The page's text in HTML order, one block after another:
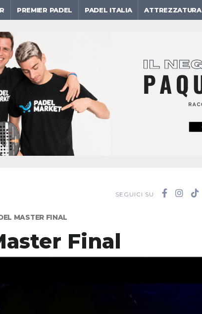
PREMIER PADEL PADEL ITALIA ATTREZZATURA
SEGUICI SU
MASTER FINAL
Final